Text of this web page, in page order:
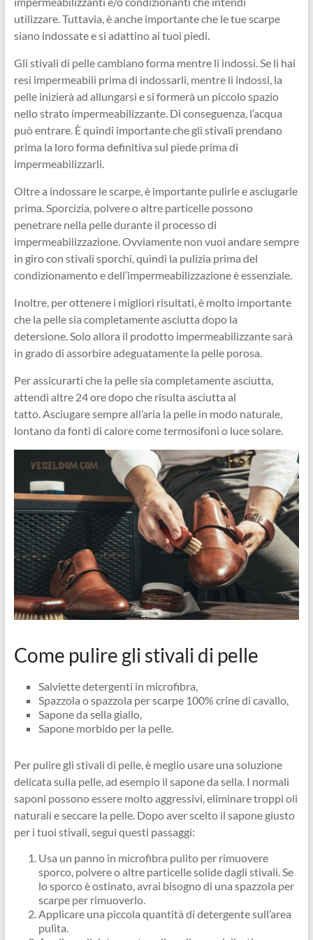
utilizzare. Tuttavia, è anche importante che le tue scarpe
siano indossate e si adattino ai tuoi piedi.
Gli stivali di pelle cambiano forma mentre li indossi. Se li hai
resi impermeabili prima di indossarli, mentre li indossi, la
pelle inizierà ad allungarsi e si formerà un piccolo spazio
nello strato impermeabilizzante. Di conseguenza, l’acqua
può entrare. È quindi importante che gli stivali prendano
prima la loro forma definitiva sul piede prima di
impermeabilizzarli.
Oltre a indossare le scarpe, è importante pulirle e asciugarle
prima. Sporcizia, polvere o altre particelle possono
penetrare nella pelle durante il processo di
impermeabilizzazione. Ovviamente non vuoi andare sempre
in giro con stivali sporchi, quindi la pulizia prima del
condizionamento e dell’impermeabilizzazione è essenziale.
Inoltre, per ottenere i migliori risultati, è molto importante
che la pelle sia completamente asciutta dopo la
detersione. Solo allora il prodotto impermeabilizzante sarà
in grado di assorbire adeguatamente la pelle porosa.
Per assicurarti che la pelle sia completamente asciutta,
attendi altre 24 ore dopo che risulta asciutta al
tatto. Asciugare sempre all’aria la pelle in modo naturale,
lontano da fonti di calore come termosifoni o luce solare.
Come pulire gli stivali di pelle
Salviette detergenti in microfibra,
Spazzola o spazzola per scarpe 100% crine di cavallo,
Sapone da sella giallo,
Sapone morbido per la pelle.
Per pulire gli stivali di pelle, è meglio usare una soluzione
delicata sulla pelle, ad esempio il sapone da sella. I normali
saponi possono essere molto aggressivi, eliminare troppi oli
naturali e seccare la pelle. Dopo aver scelto il sapone giusto
per i tuoi stivali, segui questi passaggi:
Usa un panno in microfibra pulito per rimuovere
sporco, polvere o altre particelle solide dagli stivali. Se
lo sporco è ostinato, avrai bisogno di una spazzola per
scarpe per rimuoverlo.
Applicare una piccola quantità di detergente sull’area
pulita.